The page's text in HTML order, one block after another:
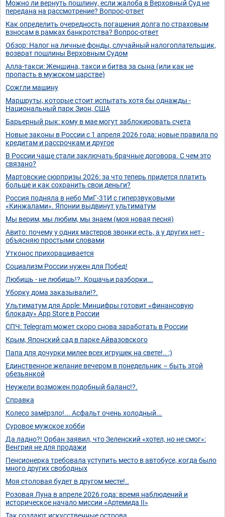
Можно ли вернуть пошлину, если жалоба в Верховный Суд не
передана на рассмотрение? Вопрос-ответ
Как определить очередность погашения долга по страховым
взносам в рамках банкротства? Вопрос-ответ
Обзор: Налог на личные фонды, случайный налогоплательщик,
возврат пошлины Верховным Судом
Алла-такси: Женщина, такси и битва за сына (или как не
пропасть в мужском царстве)
Сожгли машину
Маршруты, которые стоит испытать хотя бы однажды -
Национальный парк Зион, США
Барьерный рык: кому в мае могут заблокировать счета
Новые законы в России с 1 апреля 2026 года: новые правила по
кредитам и рассрочкам и другое
В России чаще стали заключать брачные договора. С чем это
связано?
Мартовские сюрпризы 2026: за что теперь придется платить
больше и как сохранить свои деньги?
Россия подняла в небо МиГ-31И с гиперзвуковыми
«Кинжалами». Японии выдвинут ультиматум
Мы верим, мы любим, мы знаем (моя новая песня)
Авито: почему у одних мастеров звонки есть, а у других нет -
объясняю простыми словами
Утконос прихорашивается
Социализм России нужен для Побед!
Любишь - не любишь!?. Кошачьи разборки...
Уборку дома заказывали!?.
Ультиматум для Apple: Минцифры готовит «финансовую
блокаду» App Store в России
СПЧ: Telegram может скоро снова заработать в России
Крым, Японский сад в парке Айвазовского
Папа для дочурки милее всех игрушек на свете!.. :)
Единственное желание вечером в понедельник – быть этой
обезьянкой
Неужели возможен подобный баланс!?.
Справка
Колесо замёрзло!... Асфальт очень холодный...
Суровое мужское хобби
Да ладно?! Орбан заявил, что Зеленский «хотел, но не смог»:
Венгрия не для продажи
Пенсионерка требовала уступить место в автобусе, когда было
много других свободных
Моя столовая будет в другом месте!..
Розовая Луна в апреле 2026 года: время наблюдений и
историческое начало миссии «Артемида II»
Так создают искусственные острова